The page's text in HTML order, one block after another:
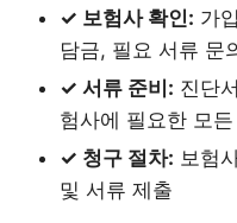
✓ 보험사 확인: 가
담금, 필요 서류 문
✓ 서류 준비: 진단
험사에 필요한 모
✓ 청구 절차: 보험
및 서류 제출